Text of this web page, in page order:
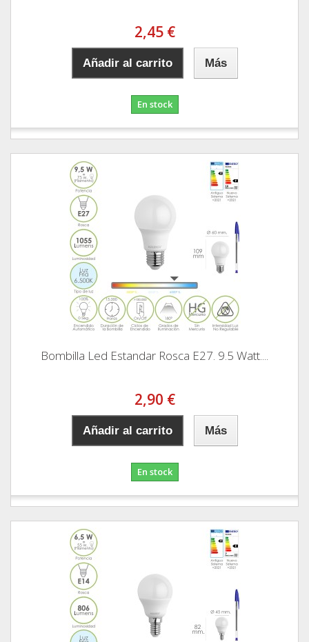
2,45 €
Añadir al carrito Más
En stock
Bombilla Led Estandar Rosca E27. 9.5 Watt....
2,90 €
Añadir al carrito Más
En stock